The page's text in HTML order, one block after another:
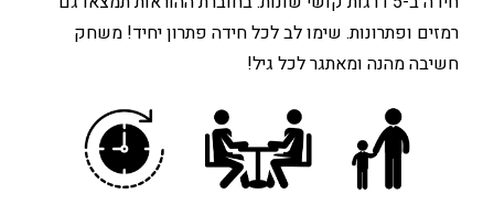
רמזים ופתרונות. שימו לב לכל חידה פתרון יחיד! משחק
חשיבה מהנה ומאתגר לכל גיל!